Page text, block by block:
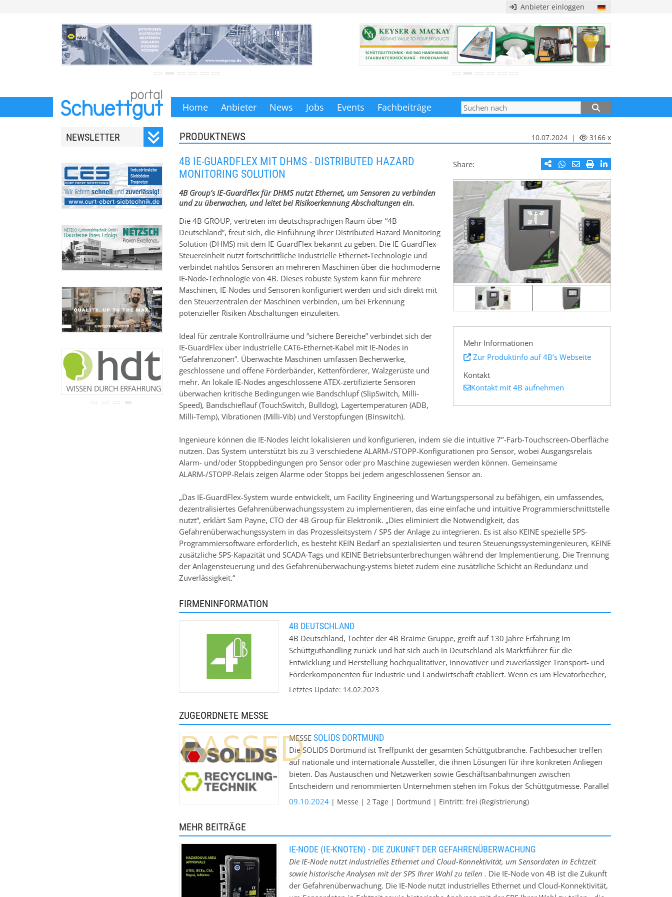
Anbieter einloggen
Home Anbieter News Jobs Events Fachbeiträge
NEWSLETTER
unseren monatlichen
Newsletter.
Ihre Adresse wird nicht an
Dritte weitergegeben.
Zu unserenDatenschutz-
Bestimmungen.
PRODUKTNEWS 10.07.2024 | 3166 x
Share:
Mehr Informationen
Zur Produktinfo auf 4B’s Webseite
Kontakt
Kontakt mit 4B aufnehmen
4B IE-GUARDFLEX MIT DHMS - DISTRIBUTED HAZARD
MONITORING SOLUTION
4B Group’s IE-GuardFlex für DHMS nutzt Ethernet, um Sensoren zu verbinden
und zu überwachen, und leitet bei Risikoerkennung Abschaltungen ein.
Die 4B GROUP, vertreten im deutschsprachigen Raum über “4B
Deutschland”, freut sich, die Einführung ihrer Distributed Hazard Monitoring
Solution (DHMS) mit dem IE-GuardFlex bekannt zu geben. Die IE-GuardFlex-
Steuereinheit nutzt fortschrittliche industrielle Ethernet-Technologie und
verbindet nahtlos Sensoren an mehreren Maschinen über die hochmoderne
IE-Node-Technologie von 4B. Dieses robuste System kann für mehrere
Maschinen, IE-Nodes und Sensoren konfiguriert werden und sich direkt mit
den Steuerzentralen der Maschinen verbinden, um bei Erkennung
potenzieller Risiken Abschaltungen einzuleiten.
Ideal für zentrale Kontrollräume und ”sichere Bereiche” verbindet sich der
IE-GuardFlex über industrielle CAT6-Ethernet-Kabel mit IE-Nodes in
”Gefahrenzonen”. Überwachte Maschinen umfassen Becherwerke,
geschlossene und offene Förderbänder, Kettenförderer, Walzgerüste und
mehr. An lokale IE-Nodes angeschlossene ATEX-zertifizierte Sensoren
überwachen kritische Bedingungen wie Bandschlupf (SlipSwitch, Milli-
Speed), Bandschieflauf (TouchSwitch, Bulldog), Lagertemperaturen (ADB,
Milli-Temp), Vibrationen (Milli-Vib) und Verstopfungen (Binswitch).
Ingenieure können die IE-Nodes leicht lokalisieren und konfigurieren, indem sie die intuitive 7’’-Farb-Touchscreen-Oberfläche
nutzen. Das System unterstützt bis zu 3 verschiedene ALARM-/STOPP-Konfigurationen pro Sensor, wobei Ausgangsrelais
Alarm- und/oder Stoppbedingungen pro Sensor oder pro Maschine zugewiesen werden können. Gemeinsame
ALARM-/STOPP-Relais zeigen Alarme oder Stopps bei jedem angeschlossenen Sensor an.
„Das IE-GuardFlex-System wurde entwickelt, um Facility Engineering und Wartungspersonal zu befähigen, ein umfassendes,
dezentralisiertes Gefahrenüberwachungssystem zu implementieren, das eine einfache und intuitive Programmierschnittstelle
nutzt“, erklärt Sam Payne, CTO der 4B Group für Elektronik. „Dies eliminiert die Notwendigkeit, das
Gefahrenüberwachungssystem in das Prozessleitsystem / SPS der Anlage zu integrieren. Es ist also KEINE spezielle SPS-
Programmiersoftware erforderlich, es besteht KEIN Bedarf an spezialisierten und teuren Steuerungssystemingenieuren, KEINE
zusätzliche SPS-Kapazität und SCADA-Tags und KEINE Betriebsunterbrechungen während der Implementierung. Die Trennung
der Anlagensteuerung und des Gefahrenüberwachung-ystems bietet zudem eine zusätzliche Schicht an Redundanz und
Zuverlässigkeit.“
FIRMENINFORMATION
4B DEUTSCHLAND
4B Deutschland, Tochter der 4B Braime Gruppe, greift auf 130 Jahre Erfahrung im
Schüttguthandling zurück und hat sich auch in Deutschland als Marktführer für die
Entwicklung und Herstellung hochqualitativer, innovativer und zuverlässiger Transport- und
Förderkomponenten für Industrie und Landwirtschaft etabliert. Wenn es um Elevatorbecher,
geschmiedete Gabelketten, ATEX-Schutzsysteme oder um die Entwicklung von Elevator- und
Überholung bestehender Maschinen und Anlagen durch unseren kostenlosen Service mit
voller Garantie. Mit seiner weltweiten Präsenz durch Niederlassungen und Vertriebspartner
ist 4B jederzeit in der Lage, auf dieses gewaltige Know-How zurückzugreifen, um seinen
Kunden vor Ort praxisgerechte und kosteneffiziente Lösungen anzubieten.
Letztes Update: 14.02.2023
ZUGEORDNETE MESSE
MESSE SOLIDS DORTMUND
Die SOLIDS Dortmund ist Treffpunkt der gesamten Schüttgutbranche. Fachbesucher treffen
auf nationale und internationale Aussteller, die ihnen Lösungen für ihre konkreten Anliegen
bieten. Das Austauschen und Netzwerken sowie Geschäftsanbahnungen zwischen
Entscheidern und renommierten Unternehmen stehen im Fokus der Schüttgutmesse. Parallel
findet die RECYCLING-TECHNIK Dortmund und PUMPS & VALVES Dortmund statt. Diese
09.10.2024 | Messe | 2 Tage | Dortmund | Eintritt: frei (Registrierung)
PASSED
MEHR BEITRÄGE
IE-NODE (IE-KNOTEN) - DIE ZUKUNFT DER GEFAHRENÜBERWACHUNG
Die IE-Node nutzt industrielles Ethernet und Cloud-Konnektivität, um Sensordaten in Echtzeit
sowie historische Analysen mit der SPS Ihrer Wahl zu teilen . Die IE-Node von 4B ist die Zukunft
der Gefahrenüberwachung. Die IE-Node nutzt industrielles Ethernet und Cloud-Konnektivität,